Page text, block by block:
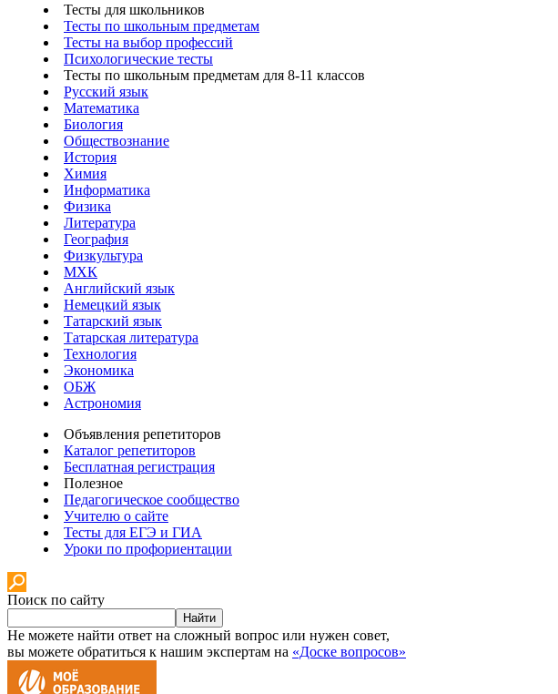
Тесты для школьников
Тесты по школьным предметам
Тесты на выбор профессий
Психологические тесты
Тесты по школьным предметам для 8-11 классов
Русский язык
Математика
Биология
Обществознание
История
Химия
Информатика
Физика
Литература
География
Физкультура
МХК
Английский язык
Немецкий язык
Татарский язык
Татарская литература
Технология
Экономика
ОБЖ
Астрономия
Объявления репетиторов
Каталог репетиторов
Бесплатная регистрация
Полезное
Педагогическое сообщество
Учителю о сайте
Тесты для ЕГЭ и ГИА
Уроки по профориентации
Поиск по сайту
Найти
Не можете найти ответ на сложный вопрос или нужен совет,
вы можете обратиться к нашим экспертам на «Доске вопросов»